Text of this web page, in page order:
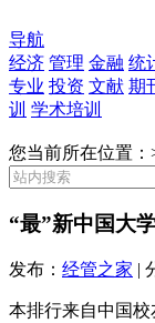
导航
经济 管理 金融 统
专业 投资 文献 期
训 学术培训
您当前所在位置：
“最”新中国大
发布： 经管之家 |
本排行来自中国